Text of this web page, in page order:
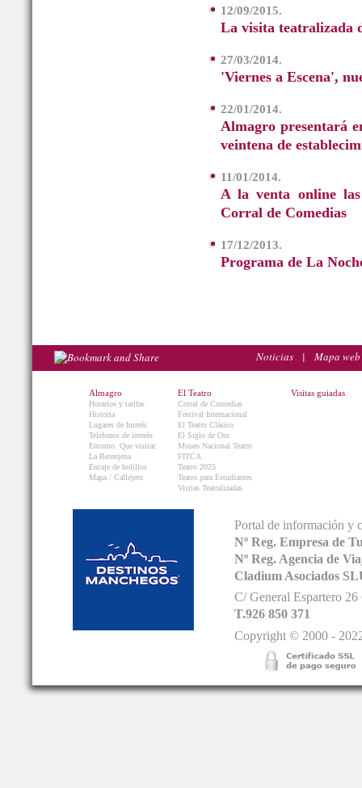
12/09/2015.
La visita teatralizada
27/03/2014.
'Viernes a Escena',
22/01/2014.
Almagro presentará
veintena de
11/01/2014.
A la venta online
Corral de Comedias
17/12/2013.
Programa de La
Noticias | Mapa web
Almagro
Horarios y tarifas
Historia
Lugares de Interés
Teléfonos de interés
Entorno. Que visitar.
La Berenjena
Encaje de bolillos
Mapa / Callejero
El Teatro
Corral de Comedias
Festival Internacional
El Teatro Clásico
El Siglo de Oro
Museo Nacional Teatro
FITCA
Teatro 2025
Teatro para Estudiantes
Visitas Teatralizadas
Visitas guiadas
Portal de información y
Nº Reg. Empresa de
Nº Reg. Agencia de
Cladium Asociados
C/ General Espartero
T.926 850 371
Copyright © 2000 -